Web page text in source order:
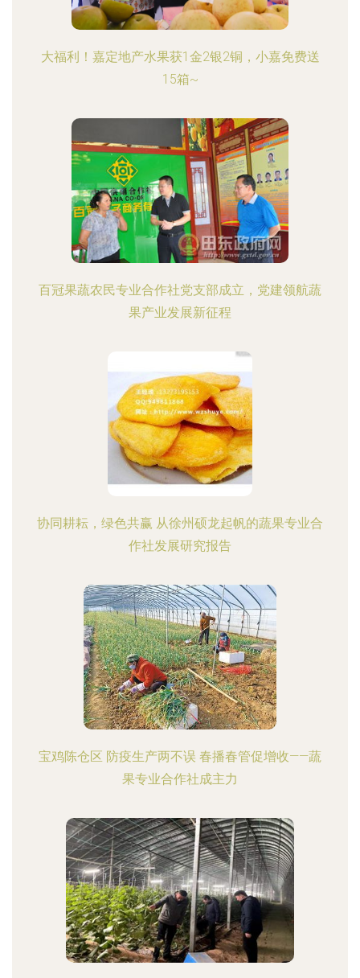
大福利！嘉定地产水果获1金2银2铜，小嘉免费送
15箱~
百冠果蔬农民专业合作社党支部成立，党建领航蔬
果产业发展新征程
协同耕耘，绿色共赢 从徐州硕龙起帆的蔬果专业合
作社发展研究报告
宝鸡陈仓区 防疫生产两不误 春播春管促增收——蔬
果专业合作社成主力